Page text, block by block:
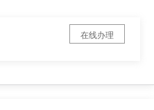
在线办理